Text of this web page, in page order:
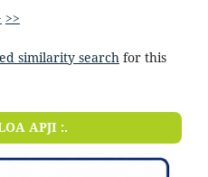
>>
similarity searchfor this
APJI :.